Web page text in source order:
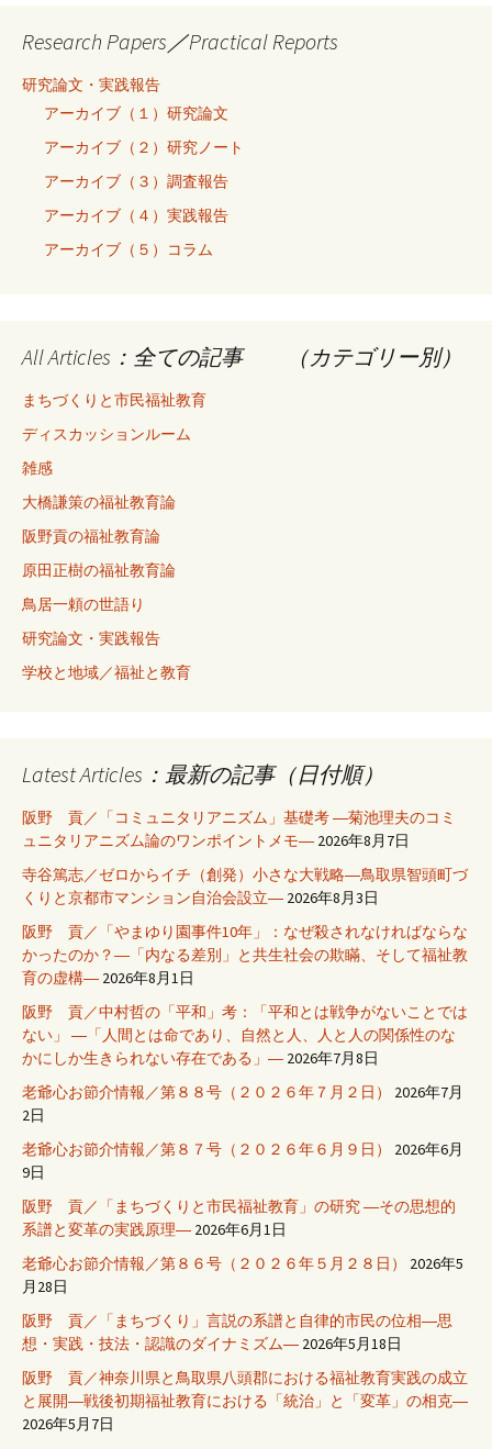
Research Papers／Practical Reports
研究論文・実践報告
アーカイブ（１）研究論文
アーカイブ（２）研究ノート
アーカイブ（３）調査報告
アーカイブ（４）実践報告
アーカイブ（５）コラム
All Articles：全ての記事 （カテゴリー別）
まちづくりと市民福祉教育
ディスカッションルーム
雑感
大橋謙策の福祉教育論
阪野貢の福祉教育論
原田正樹の福祉教育論
鳥居一頼の世語り
研究論文・実践報告
学校と地域／福祉と教育
Latest Articles：最新の記事（日付順）
阪野 貢／「コミュニタリアニズム」基礎考 ―菊池理夫のコミ
ュニタリアニズム論のワンポイントメモ― 2026年8月7日
寺谷篤志／ゼロからイチ（創発）小さな大戦略―鳥取県智頭町づ
くりと京都市マンション自治会設立― 2026年8月3日
阪野 貢／「やまゆり園事件10年」：なぜ殺されなければならな
かったのか？―「内なる差別」と共生社会の欺瞞、そして福祉教
育の虚構― 2026年8月1日
阪野 貢／中村哲の「平和」考：「平和とは戦争がないことでは
ない」 ―「人間とは命であり、自然と人、人と人の関係性のな
かにしか生きられない存在である」― 2026年7月8日
老爺心お節介情報／第８８号（２０２６年７月２日）
2026年7月
2日
老爺心お節介情報／第８７号（２０２６年６月９日）
2026年6月
9日
阪野 貢／「まちづくりと市民福祉教育」の研究 ―その思想的
系譜と変革の実践原理― 2026年6月1日
老爺心お節介情報／第８６号（２０２６年５月２８日）
2026年5
月28日
阪野 貢／「まちづくり」言説の系譜と自律的市民の位相―思
想・実践・技法・認識のダイナミズム― 2026年5月18日
阪野 貢／神奈川県と鳥取県八頭郡における福祉教育実践の成立
と展開―戦後初期福祉教育における「統治」と「変革」の相克―
2026年5月7日